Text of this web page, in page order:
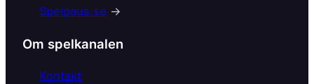
Spelpaus.se →
Om spelkanalen
Kontakt